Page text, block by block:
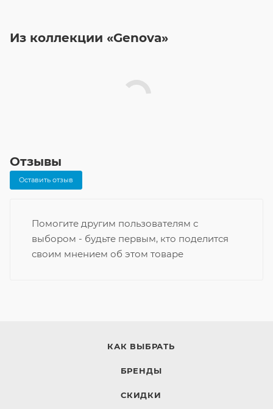
Из коллекции «Genova»
Отзывы
Оставить отзыв
Помогите другим пользователям с
выбором - будьте первым, кто поделится
своим мнением об этом товаре
КАК ВЫБРАТЬ
БРЕНДЫ
СКИДКИ